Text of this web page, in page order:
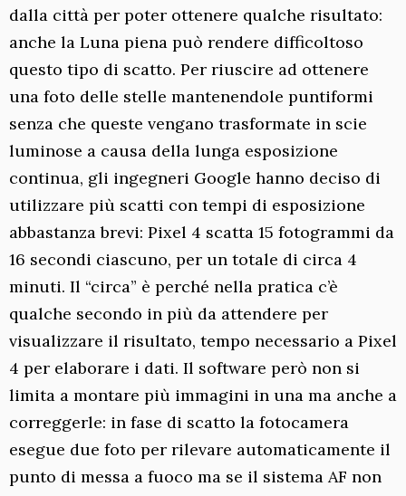
dalla città per poter ottenere qualche risultato:
anche la Luna piena può rendere difficoltoso
questo tipo di scatto. Per riuscire ad ottenere
una foto delle stelle mantenendole puntiformi
senza che queste vengano trasformate in scie
luminose a causa della lunga esposizione
continua, gli ingegneri Google hanno deciso di
utilizzare più scatti con tempi di esposizione
abbastanza brevi: Pixel 4 scatta 15 fotogrammi da
16 secondi ciascuno, per un totale di circa 4
minuti. Il “circa” è perché nella pratica c’è
qualche secondo in più da attendere per
visualizzare il risultato, tempo necessario a Pixel
4 per elaborare i dati. Il software però non si
limita a montare più immagini in una ma anche a
correggerle: in fase di scatto la fotocamera
esegue due foto per rilevare automaticamente il
punto di messa a fuoco ma se il sistema AF non